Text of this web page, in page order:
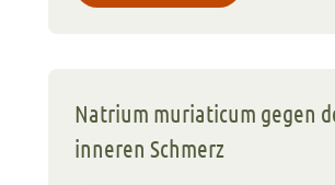
Natrium muriaticum gegen
inneren Schmerz